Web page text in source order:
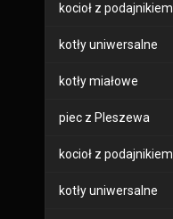
kocioł z podajnikiem
kotły uniwersalne
kotły miałowe
piec z Pleszewa
kocioł z podajnikiem
kotły uniwersalne